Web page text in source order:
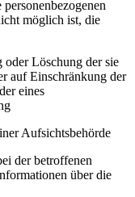
möglich ist, die
oder Löschung der sie
auf Einschränkung der
eines
Aufsichtsbehörde
der betroffenen
über die